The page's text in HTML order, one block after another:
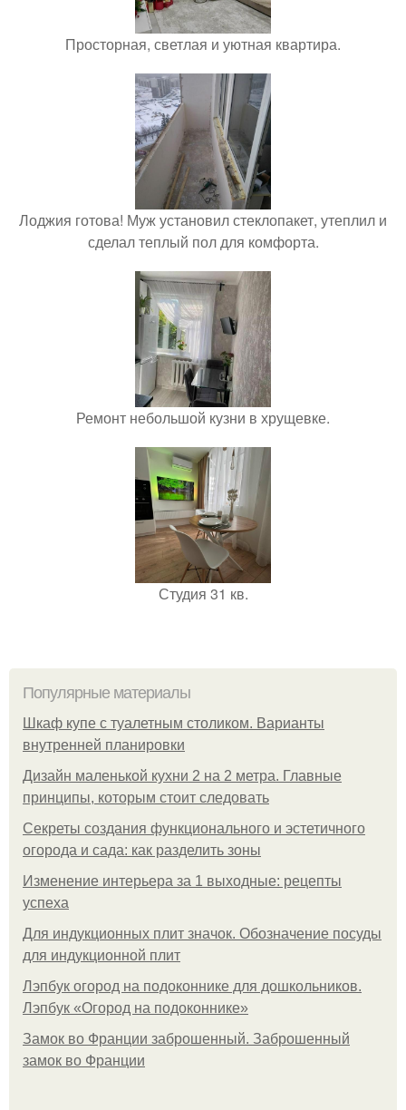
Просторная, светлая и уютная квартира.
Лоджия готова! Муж установил стеклопакет, утеплил и
сделал теплый пол для комфорта.
Ремонт небольшой кузни в хрущевке.
Студия 31 кв.
Популярные материалы
Шкаф купе с туалетным столиком. Варианты
внутренней планировки
Дизайн маленькой кухни 2 на 2 метра. Главные
принципы, которым стоит следовать
Секреты создания функционального и эстетичного
огорода и сада: как разделить зоны
Изменение интерьера за 1 выходные: рецепты
успеха
Для индукционных плит значок. Обозначение посуды
для индукционной плит
Лэпбук огород на подоконнике для дошкольников.
Лэпбук «Огород на подоконнике»
Замок во Франции заброшенный. Заброшенный
замок во Франции